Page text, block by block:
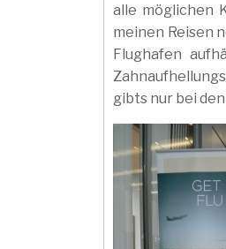
alle möglichen
meinen Reisen
Flughafen
gibts nur bei den